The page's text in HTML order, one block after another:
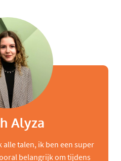
Alyza
talen, ik ben een super
belangrijk om tijdens